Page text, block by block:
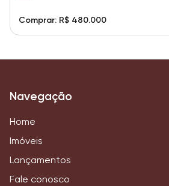
Comprar: R$ 480.000
Navegação
Home
Imóveis
Lançamentos
Fale conosco